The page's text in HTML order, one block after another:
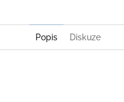
Popis Diskuze